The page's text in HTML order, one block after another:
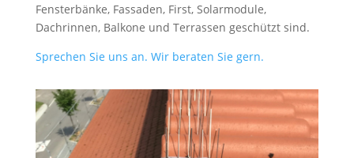
Fensterbänke, Fassaden, First, Solarmodule,
Dachrinnen, Balkone und Terrassen geschützt sind.
Sprechen Sie uns an. Wir beraten Sie gern.